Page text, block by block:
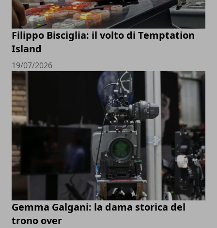
Filippo Bisciglia: il volto di Temptation
Island
19/07/2026
Gemma Galgani: la dama storica del
trono over